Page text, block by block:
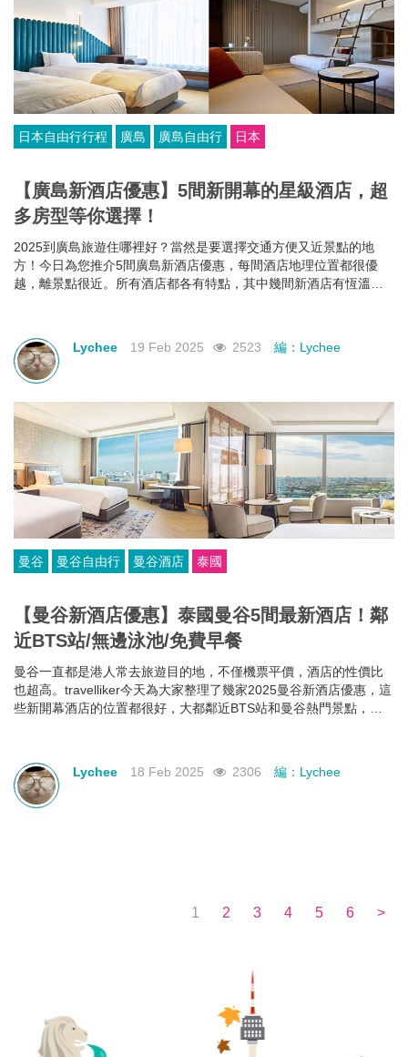
日本自由行行程 廣島 廣島自由行 日本
【廣島新酒店優惠】5間新開幕的星級酒店，超
多房型等你選擇！
2025到廣島旅遊住哪裡好？當然是要選擇交通方便又近景點的地
方！今日為您推介5間廣島新酒店優惠，每間酒店地理位置都很優
越，離景點很近。所有酒店都各有特點，其中幾間新酒店有恆溫泳
Lychee
19 Feb 2025 2523 編：Lychee
曼谷 曼谷自由行 曼谷酒店 泰國
【曼谷新酒店優惠】泰國曼谷5間最新酒店！鄰
近BTS站/無邊泳池/免費早餐
曼谷一直都是港人常去旅遊目的地，不僅機票平價，酒店的性價比
也超高。travelliker今天為大家整理了幾家2025曼谷新酒店優惠，這
些新開幕酒店的位置都很好，大都鄰近BTS站和曼谷熱門景點，方
不如來看看有沒有合你心意的曼谷新酒店吧！
Lychee 18 Feb 2025 2306 編：Lychee
1 2 3 4 5 6 >